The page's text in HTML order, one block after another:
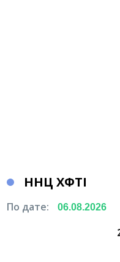
ННЦ ХФТІ
По дате: